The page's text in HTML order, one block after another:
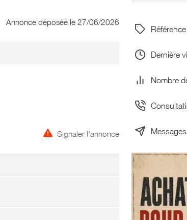
Annonce déposée le 27/06/2026
Signaler l'annonce
Dernière
Nombre